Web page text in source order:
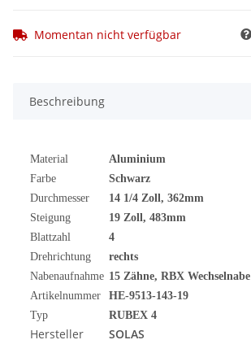
Momentan nicht verfügbar
Beschreibung
Material
Aluminium
Farbe
Schwarz
Durchmesser
14 1/4 Zoll , 362mm
Steigung
19 Zoll, 483mm
Blattzahl
4
Drehrichtung
rechts
Nabenaufnahme 15 Zähne, RBX Wechselnabe
Artikelnummer
HE-9513-143-19
Typ
RUBEX 4
Hersteller SOLAS